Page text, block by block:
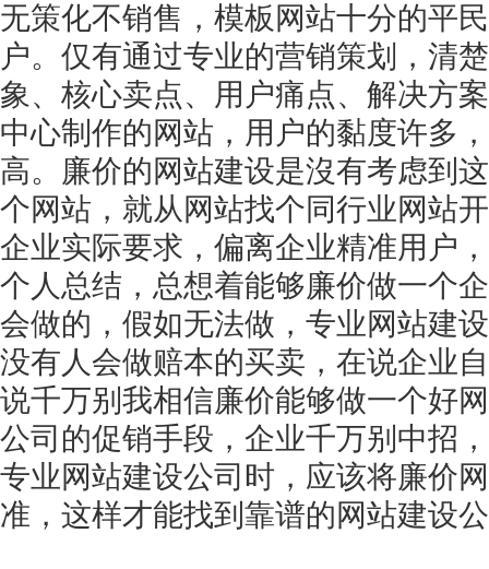
无策化不销售，模板网站十分的平
户。仅有通过专业的营销策划，清
象、核心卖点、用户痛点、解决方
中心制作的网站，用户的黏度许多
高。廉价的网站建设是沒有考虑到
个网站，就从网站找个同行业网站
企业实际要求，偏离企业精准用户
个人总结，总想着能够廉价做一个
会做的，假如无法做，专业网站建
没有人会做赔本的买卖，在说企业
说千万别我相信廉价能够做一个好
公司的促销手段，企业千万别中招
专业网站建设公司时，应该将廉价
准，这样才能找到靠谱的网站建设